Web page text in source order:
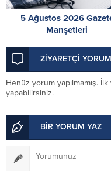
5 Ağustos 2026
Manşetleri
ZİYARETÇİ
Henüz yorum yapılmamış. İlk
yapabilirsiniz.
BİR YORUM YAZ